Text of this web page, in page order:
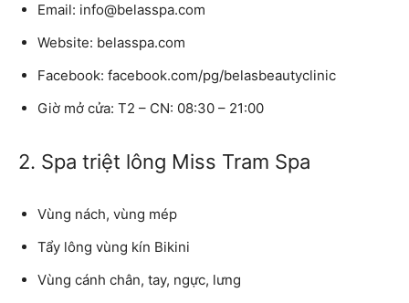
Email: info@belasspa.com
Website: belasspa.com
Facebook: facebook.com/pg/belasbeautyclinic
Giờ mở cửa: T2 – CN: 08:30 – 21:00
2. Spa triệt lông Miss Tram Spa
Vùng nách, vùng mép
Tẩy lông vùng kín Bikini
Vùng cánh chân, tay, ngực, lưng